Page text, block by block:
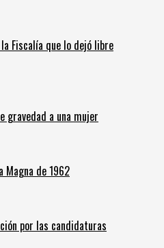
Fiscalía que lo dejó libre
gravedad a una mujer
Magna de 1962
por las candidaturas